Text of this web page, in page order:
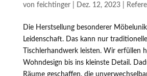
von feichtinger| Dez. 12, 2023|
Die Herstsellung besonderer
Leidenschaft. Das kann nur
Tischlerhandwerk leisten. Wir erfüllen
Wohndesign bis ins kleinste Detail.
Räume geschaffen, die